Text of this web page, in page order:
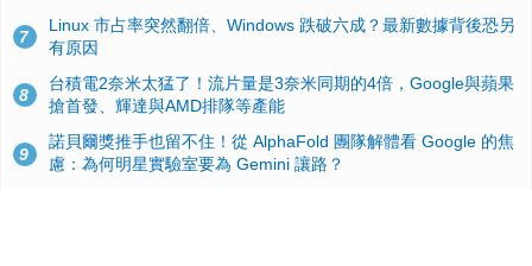
7
Linux 市占率突然翻倍、Windows 跌破六成？最新數據背後恐另
有原因
8
台積電2奈米太猛了！流片量是3奈米同期的4倍，Google與蘋果
搶首發、輝達與AMD排隊等產能
9
諾貝爾獎推手也留不住！從 AlphaFold 團隊解體看 Google 的焦
慮：為何明星實驗室要為 Gemini 讓路？